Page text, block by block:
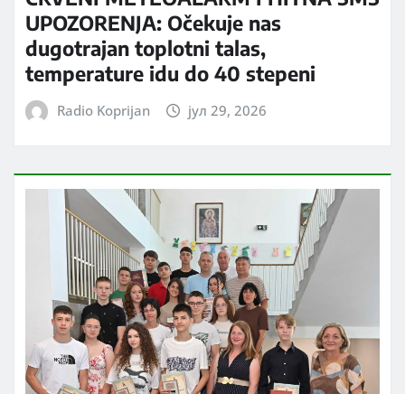
UPOZORENJA: Očekuje nas
dugotrajan toplotni talas,
temperature idu do 40 stepeni
Radio Koprijan јул 29, 2026